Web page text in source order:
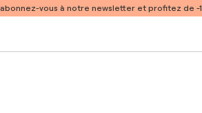
abonnez-vous à notre newsletter et profitez de -